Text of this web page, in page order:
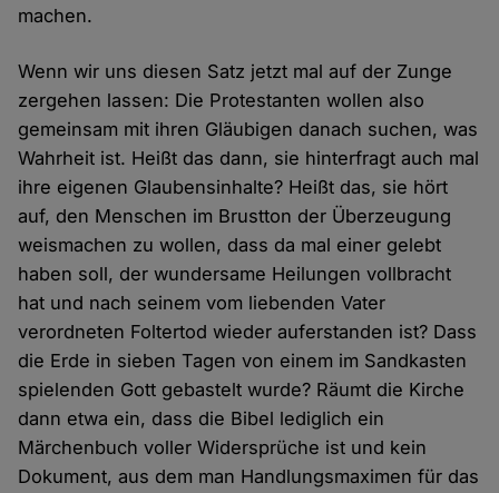
machen.
Wenn wir uns diesen Satz jetzt mal auf der Zunge
zergehen lassen: Die Protestanten wollen also
gemeinsam mit ihren Gläubigen danach suchen, was
Wahrheit ist. Heißt das dann, sie hinterfragt auch mal
ihre eigenen Glaubensinhalte? Heißt das, sie hört
auf, den Menschen im Brustton der Überzeugung
weismachen zu wollen, dass da mal einer gelebt
haben soll, der wundersame Heilungen vollbracht
hat und nach seinem vom liebenden Vater
verordneten Foltertod wieder auferstanden ist? Dass
die Erde in sieben Tagen von einem im Sandkasten
spielenden Gott gebastelt wurde? Räumt die Kirche
dann etwa ein, dass die Bibel lediglich ein
Märchenbuch voller Widersprüche ist und kein
Dokument, aus dem man Handlungsmaximen für das